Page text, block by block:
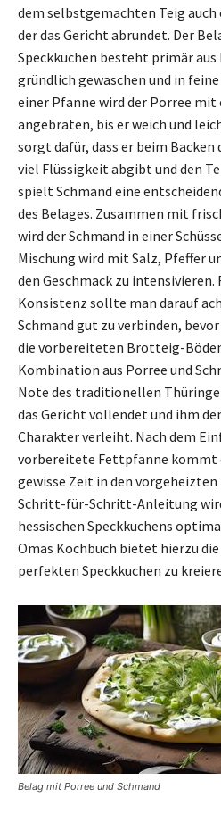
dem selbstgemachten Teig
der das Gericht abrundet. Der
Speckkuchen besteht primär aus
gründlich gewaschen und in
einer Pfanne wird der Porree mit
angebraten, bis er weich und
sorgt dafür, dass er beim Backen
viel Flüssigkeit abgibt und den
spielt Schmand eine
des Belages. Zusammen mit
wird der Schmand in einer
Mischung wird mit Salz, Pfeffer
den Geschmack zu
Konsistenz sollte man darauf
Schmand gut zu verbinden,
die vorbereiteten Brotteig-
Kombination aus Porree und
Note des traditionellen
das Gericht vollendet und ihm
Charakter verleiht. Nach dem
vorbereitete Fettpfanne kommt
gewisse Zeit in den vorgeheizten
Schritt-für-Schritt-Anleitung wird
hessischen Speckkuchens
Omas Kochbuch bietet hierzu
perfekten Speckkuchen zu
Belag mit Porree und Schmand